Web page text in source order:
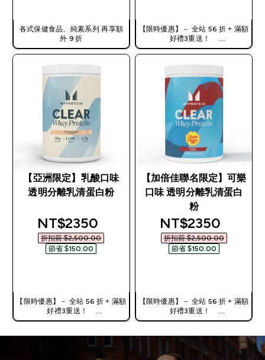
各式保健食品、純素系列 再享額
外 9 折
【限時優惠】－ 全站 56 折 + 滿額
好禮3重送！
使用優惠碼，獲得額外折扣：
【亞洲限定】乳酸口味
透明分離乳清蛋白粉
discounted price
NT$2350‎
折扣前 $2,500.00‎
節省 $150.00‎
【限時優惠】－ 全站 56 折 + 滿額
好禮3重送！
使用優惠碼，獲得額外折扣：
【加倍佳聯名限定】可樂
口味 透明分離乳清蛋白
粉
discounted
NT$2350‎
折扣前 $2,500.00‎
節省 $150.00‎
【限時優惠】－ 全站 56 折 + 滿額
好禮3重送！
使用優惠碼，獲得額外折扣：